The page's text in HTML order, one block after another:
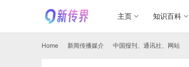
主页 知识百科
Home 新闻传播媒介 中国报刊、通讯社、网站